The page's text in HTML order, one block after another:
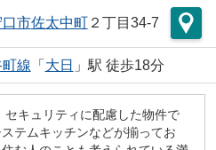
市佐太中町２丁目34-7
線 「 大日 」駅 徒歩18分
キュリティに配慮した物件で
テムキッチンなどが揃ってお